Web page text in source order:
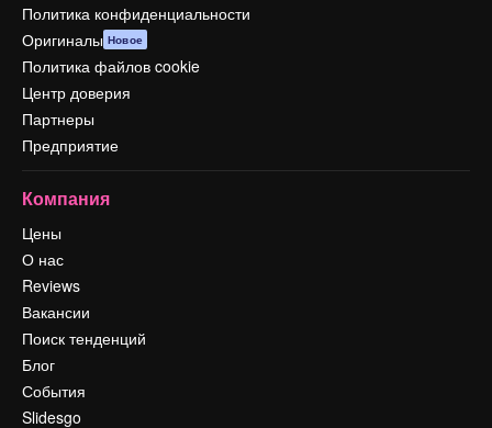
Политика конфиденциальности
Оригиналы Новое
Политика файлов cookie
Центр доверия
Партнеры
Предприятие
Компания
Цены
О нас
Reviews
Вакансии
Поиск тенденций
Блог
События
Slidesgo